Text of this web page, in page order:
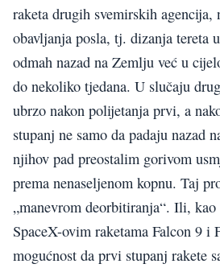
raketa drugih svemirskih agencija,
obavljanja posla, tj. dizanja tereta
odmah nazad na Zemlju već u
do nekoliko tjedana. U slučaju
ubrzo nakon polijetanja prvi, a
stupanj ne samo da padaju nazad
njihov pad preostalim gorivom
prema nenaseljenom kopnu. Taj
„manevrom deorbitiranja“. Ili, kao
SpaceX-ovim raketama Falcon 9 i
mogućnost da prvi stupanj rakete